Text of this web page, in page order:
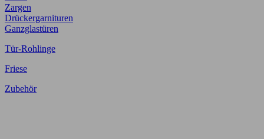
Zargen
Drückergarnituren
Ganzglastüren
Tür-Rohlinge
Friese
Zubehör